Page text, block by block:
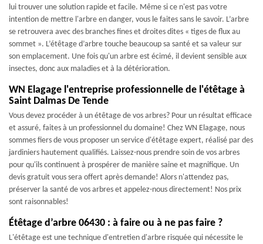
lui trouver une solution rapide et facile. Même si ce n'est pas votre
intention de mettre l'arbre en danger, vous le faites sans le savoir. L’arbre
se retrouvera avec des branches fines et droites dites « tiges de flux au
sommet ». L’étêtage d’arbre touche beaucoup sa santé et sa valeur sur
son emplacement. Une fois qu'un arbre est écimé, il devient sensible aux
insectes, donc aux maladies et à la détérioration.
WN Elagage l'entreprise professionnelle de l'étêtage à
Saint Dalmas De Tende
Vous devez procéder à un étêtage de vos arbres? Pour un résultat efficace
et assuré, faites à un professionnel du domaine! Chez WN Elagage, nous
sommes fiers de vous proposer un service d'étêtage expert, réalisé par des
jardiniers hautement qualifiés. Laissez-nous prendre soin de vos arbres
pour qu'ils continuent à prospérer de manière saine et magnifique. Un
devis gratuit vous sera offert après demande! Alors n'attendez pas,
préserver la santé de vos arbres et appelez-nous directement! Nos prix
sont raisonnables!
Étêtage d’arbre 06430 : à faire ou à ne pas faire ?
L'étêtage est une technique d'entretien d'arbre risquée qui nécessite le